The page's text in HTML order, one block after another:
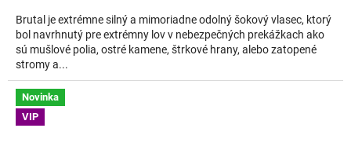
Brutal je extrémne silný a mimoriadne odolný šokový vlasec, ktorý
bol navrhnutý pre extrémny lov v nebezpečných prekážkach ako
sú mušlové polia, ostré kamene, štrkové hrany, alebo zatopené
stromy a...
Novinka
VIP